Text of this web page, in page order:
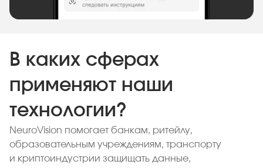
В каких сферах
применяют наши
технологии?
NeuroVision помогает банкам, ритейлу,
образовательным учреждениям, транспорту
и криптоиндустрии защищать данные,